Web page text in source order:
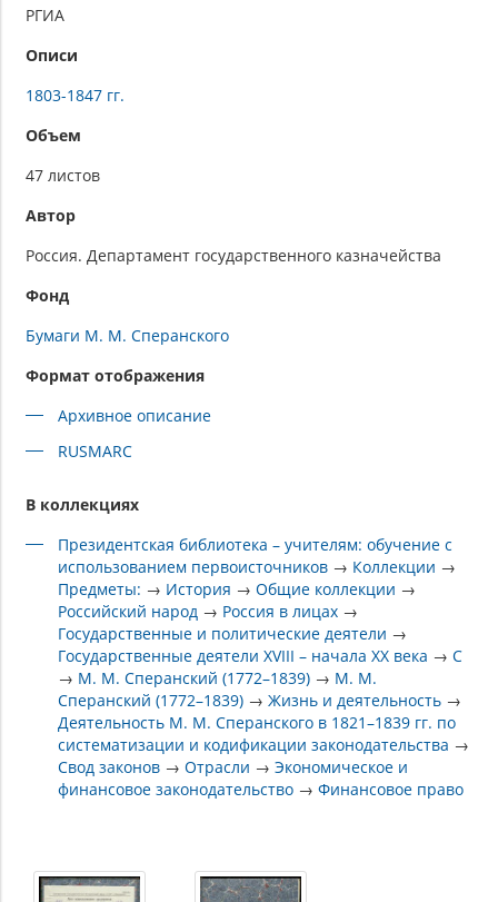
РГИА
Описи
1803-1847 гг.
Объем
47 листов
Автор
Россия. Департамент государственного казначейства
Фонд
Бумаги М. М. Сперанского
Формат отображения
Архивное описание
RUSMARC
В коллекциях
Президентская библиотека – учителям: обучение с
использованием первоисточников → Коллекции →
Предметы: → История →Общие коллекции →
Российский народ → Россия в лицах →
Государственные и политические деятели →
Государственные деятели XVIII – начала XX века →С
→ М. М. Сперанский (1772–1839) → М. М.
Сперанский (1772–1839) →Жизнь и деятельность →
Деятельность М. М. Сперанского в 1821–1839 гг. по
систематизации и кодификации законодательства →
Свод законов →Отрасли →Экономическое и
финансовое законодательство →Финансовое право